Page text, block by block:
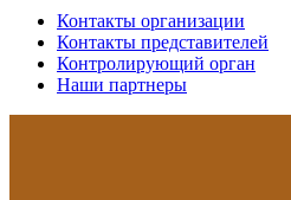
Контакты организации
Контакты представителей
Контролирующий орган
Наши партнеры